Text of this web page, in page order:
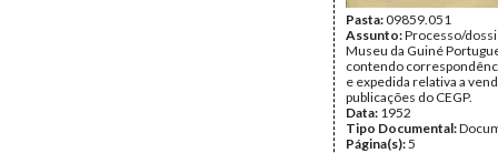
Pasta:09859.051
Assunto:Processo/
Museu da Guiné
contendo
e expedida relativa a
publicações do CEGP.
Data: 1952
Tipo Documental:
Página(s):5